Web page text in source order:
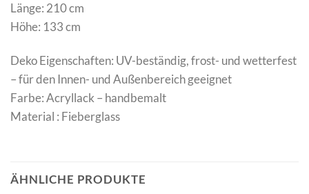
Länge: 210 cm
Höhe: 133 cm
Deko Eigenschaften: UV-beständig, frost- und wetterfest
– für den Innen- und Außenbereich geeignet
Farbe: Acryllack – handbemalt
Material : Fieberglass
ÄHNLICHE PRODUKTE